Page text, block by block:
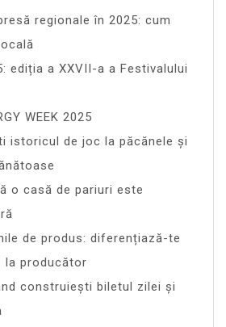
regionale în 2025: cum
ediția a XXVII-a a Festivalului
WEEK 2025
istoricul de joc la păcănele și
o casă de pariuri este
de produs: diferențiază-te
la producător
construiești biletul zilei și